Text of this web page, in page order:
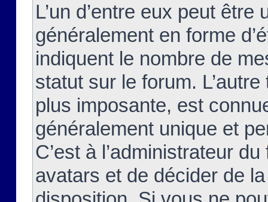
L’un d’entre eux peut
généralement en forme
indiquent le nombre de
statut sur le forum.
plus imposante, est
généralement unique et
C’est à l’administrateur
avatars et de décider de